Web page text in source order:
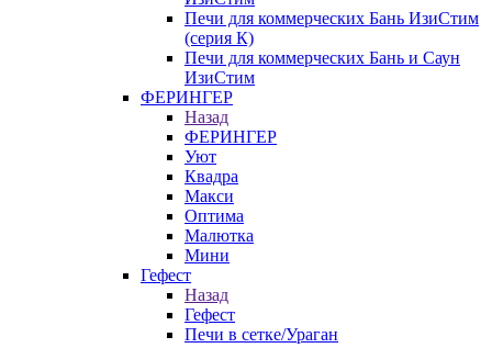
Печи для коммерческих Бань ИзиСтим
(серия К)
Печи для коммерческих Бань и Саун
ИзиСтим
ФЕРИНГЕР
Назад
ФЕРИНГЕР
Уют
Квадра
Макси
Оптима
Малютка
Мини
Гефест
Назад
Гефест
Печи в сетке/Ураган